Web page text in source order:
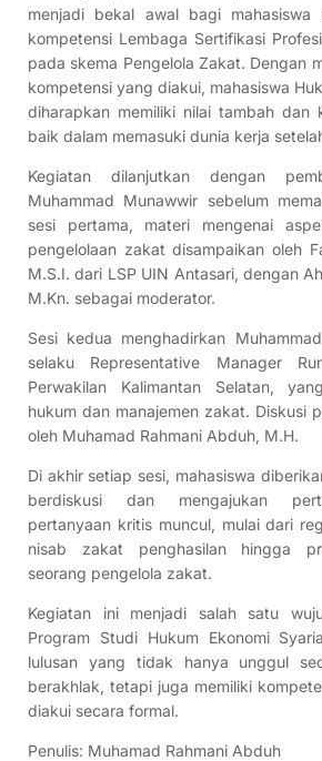
menjadi bekal awal bagi
kompetensi Lembaga Sertifikasi
pada skema Pengelola Zakat. Dengan
kompetensi yang diakui, mahasiswa
diharapkan memiliki nilai tambah dan
baik dalam memasuki dunia kerja
Kegiatan dilanjutkan dengan
Muhammad Munawwir sebelum
sesi pertama, materi mengenai
pengelolaan zakat disampaikan oleh
M.S.I. dari LSP UIN Antasari, dengan
M.Kn. sebagai moderator.
Sesi kedua menghadirkan
selaku Representative Manager
Perwakilan Kalimantan Selatan,
hukum dan manajemen zakat. Diskusi
oleh Muhamad Rahmani Abduh, M.H.
Di akhir setiap sesi, mahasiswa
berdiskusi dan mengajukan
pertanyaan kritis muncul, mulai dari
nisab zakat penghasilan hingga
seorang pengelola zakat.
Kegiatan ini menjadi salah satu
Program Studi Hukum Ekonomi
lulusan yang tidak hanya unggul
berakhlak, tetapi juga memiliki
diakui secara formal.
Penulis: Muhamad Rahmani Abduh